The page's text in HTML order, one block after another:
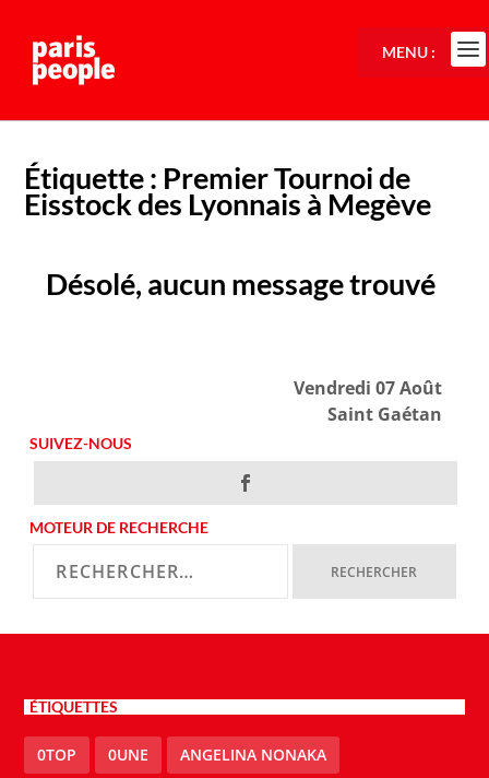
Étiquette : Premier Tournoi de
Eisstock des Lyonnais à Megève
Désolé, aucun message trouvé
Vendredi 07 Août
Saint Gaétan
SUIVEZ-NOUS
MOTEUR DE RECHERCHE
ÉTIQUETTES
0TOP 0UNE ANGELINA NONAKA
MENU :